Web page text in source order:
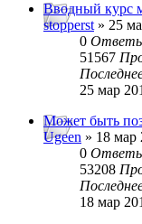
Вводный курс
stopperst » 25
0
51567
25 мар
Может быть
Ugeen » 18 мар
0
53208
18 мар